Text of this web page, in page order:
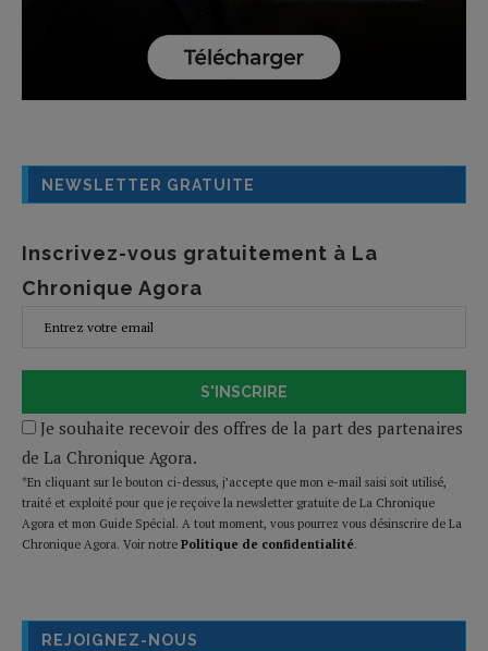
NEWSLETTER GRATUITE
Inscrivez-vous gratuitement à La
Chronique Agora
S'INSCRIRE
Je souhaite recevoir des offres de la part des partenaires
de La Chronique Agora.
*En cliquant sur le bouton ci-dessus, j’accepte que mon e-mail saisi soit utilisé,
traité et exploité pour que je reçoive la newsletter gratuite de La Chronique
Agora et mon Guide Spécial. A tout moment, vous pourrez vous désinscrire de La
Chronique Agora. Voir notre Politique de confidentialité.
REJOIGNEZ-NOUS